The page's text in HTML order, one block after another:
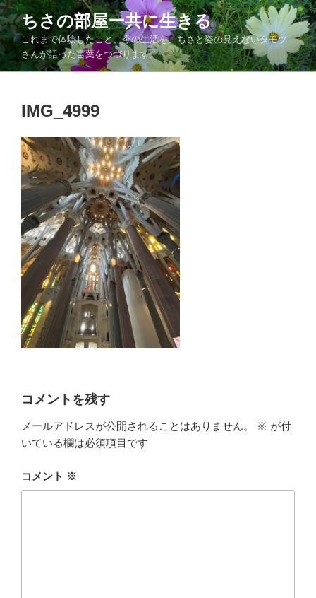
コ
ン
テ
ン
ツ
ちさの部屋ー共に生きる
これまで体験したこと、今の生活を、ちさと姿の見えないタモツ
さんが語った言葉をつづります。
IMG_4999
コメントを残す
メールアドレスが公開されることはありません。 ※ が付
いている欄は必須項目です
コメント ※